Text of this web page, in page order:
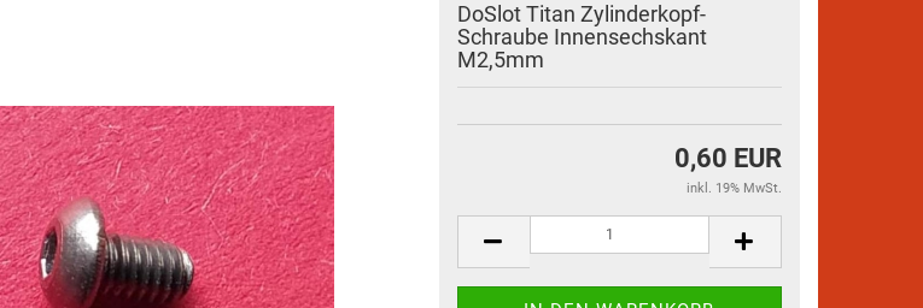
Konto erstellen
Passwort vergessen?
DoSlot Titan Zylinderkopf-
Schraube Innensechskant
M2,5mm
0,60 EUR
inkl. 19% MwSt.